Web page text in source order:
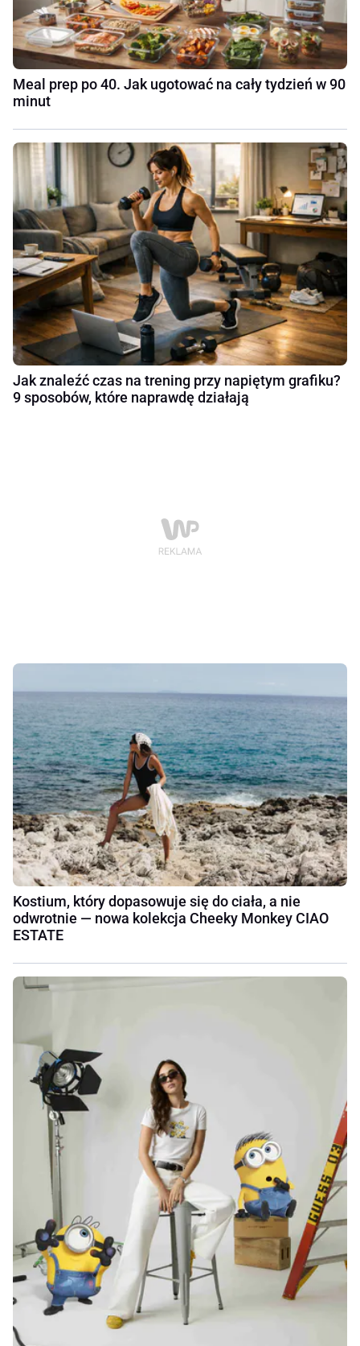
Meal prep po 40. Jak ugotować na cały tydzień w 90
minut
Jak znaleźć czas na trening przy napiętym grafiku?
9 sposobów, które naprawdę działają
Kostium, który dopasowuje się do ciała, a nie
odwrotnie — nowa kolekcja Cheeky Monkey CIAO
ESTATE